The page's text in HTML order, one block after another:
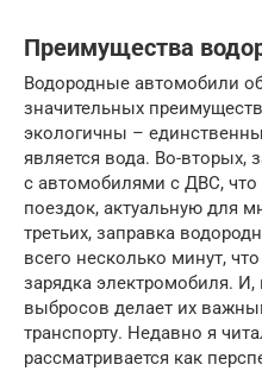
Преимущества
Водородные автомобили
значительных
экологичны –
является вода. Во-вторых,
с автомобилями с ДВС,
поездок, актуальную для
третьих, заправка
всего несколько минут,
зарядка электромобиля. И,
выбросов делает их
транспорту. Недавно я
рассматривается как